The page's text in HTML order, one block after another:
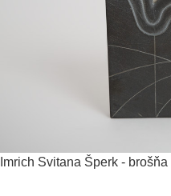
Imrich Svitana Šperk - brošňa